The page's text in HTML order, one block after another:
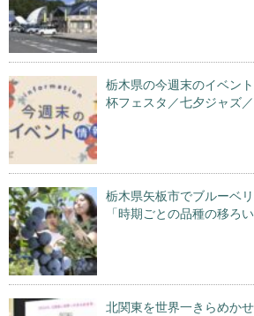
栃木県の今週末のイベン
杯フェスタ／七夕ジャズ
栃木県矢板市でブルーベ
「時期ごとの品種の移ろ
北関東を世界一きらめか